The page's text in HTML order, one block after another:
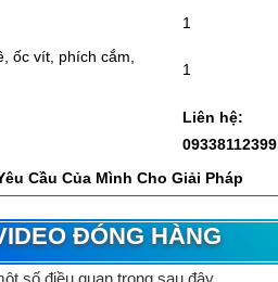
1
ốc vít, phích cắm,
1
Liên hệ:
09338112399
Cầu Của Mình Cho Giải Pháp
ĐÓNG HÀNG
số điều quan trọng sau đây.